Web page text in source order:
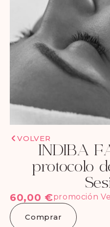
VOLVER
INDIBA
protocolo
60,00 €promoción
Comprar